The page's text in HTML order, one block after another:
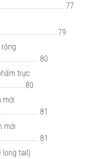
77
79
80
trực
80
mới
81
mới
81
long tail)